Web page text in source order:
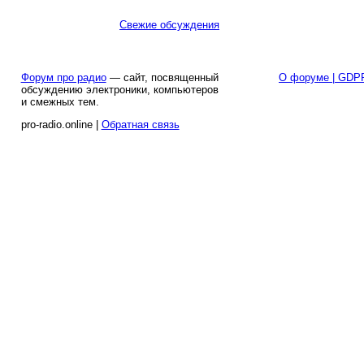
Свежие обсуждения
Форум про радио— сайт, посвященный
обсуждению электроники, компьютеров
и смежных тем.
pro-radio.online | Обратная связь
О форуме |